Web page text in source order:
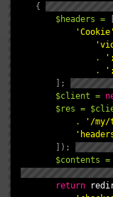
{
$headers =
'Cookie'
.
.
;
$client =
$res =
.
'/
) ;
$contents =
return